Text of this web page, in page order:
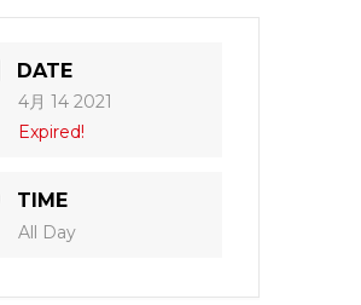
DATE
4月 14 2021
Expired!
TIME
All Day